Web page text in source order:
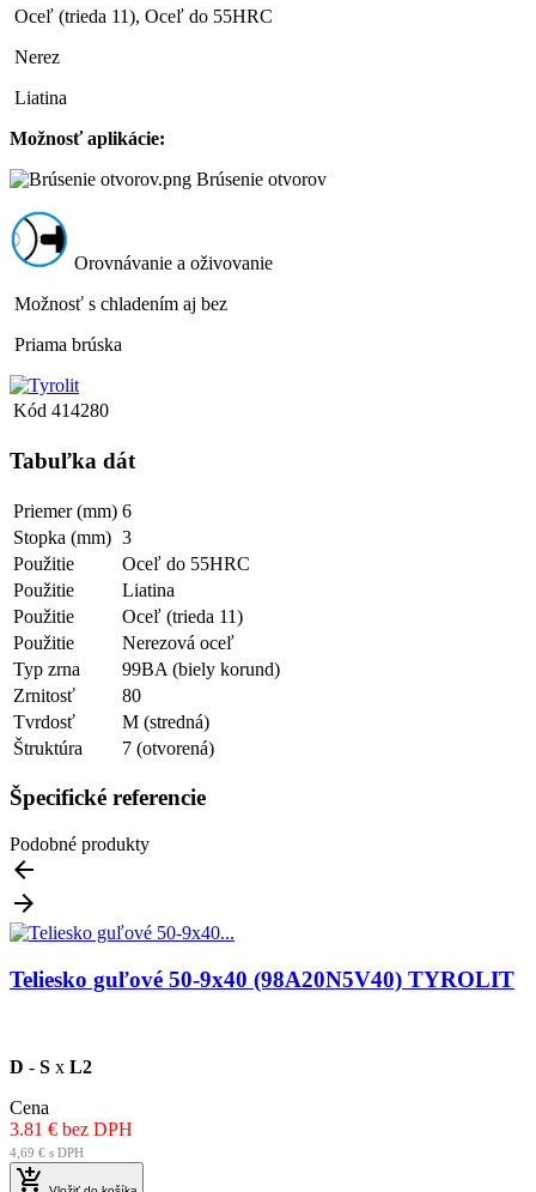
Oceľ (trieda 11), Oceľ do 55HRC
Nerez
Liatina
Možnosť aplikácie:
Brúsenie otvorov
Orovnávanie a oživovanie
Možnosť s chladením aj bez
Priama brúska
Kód 414280
Tabuľka dát
Priemer (mm) 6
Stopka (mm) 3
Použitie
Oceľ do 55HRC
Použitie
Liatina
Použitie
Oceľ (trieda 11)
Použitie
Nerezová oceľ
Typ zrna
99BA (biely korund)
Zrnitosť
80
Tvrdosť
M (stredná)
Štruktúra
7 (otvorená)
Špecifické referencie
Podobné produkty


Teliesko guľové 50-9x40 (98A20N5V40) TYROLIT
D - S x L2
Cena
3.81 € bez DPH
4,69 € s DPH
